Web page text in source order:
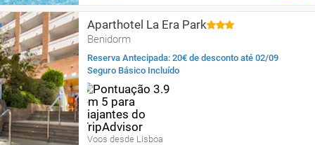
Aparthotel La Era Park
Benidorm
Reserva Antecipada: 20€ de desconto até 02/09
Seguro Básico Incluído
Voos desde Lisboa